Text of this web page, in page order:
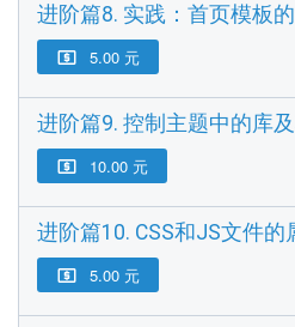
进阶篇8. 实践：首页模板
 5.00 元
进阶篇9. 控制主题中的库
 10.00 元
进阶篇10. CSS和JS文件的
 5.00 元